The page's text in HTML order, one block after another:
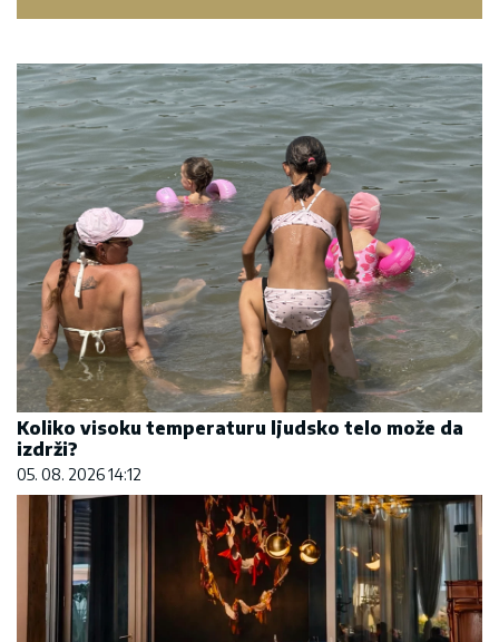
Koliko visoku temperaturu ljudsko telo može da
izdrži?
05. 08. 2026 14:12